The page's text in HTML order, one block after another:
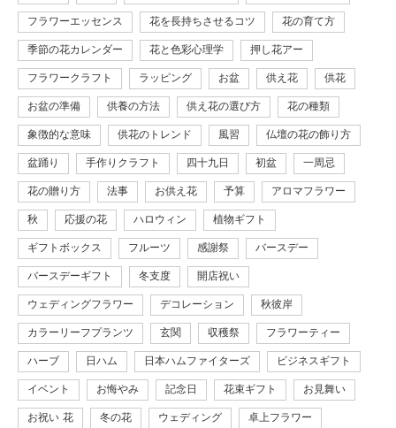
フラワーエッセンス 花を長持ちさせるコツ 花の育て方
季節の花カレンダー 花と色彩心理学 押し花アー
フラワークラフト ラッピング お盆 供え花 供花
お盆の準備 供養の方法 供え花の選び方 花の種類
象徴的な意味 供花のトレンド 風習 仏壇の花の飾り方
盆踊り 手作りクラフト 四十九日 初盆 一周忌
花の贈り方 法事 お供え花 予算 アロマフラワー
秋 応援の花 ハロウィン 植物ギフト
ギフトボックス フルーツ 感謝祭 バースデー
バースデーギフト 冬支度 開店祝い
ウェディングフラワー デコレーション 秋彼岸
カラーリーフプランツ 玄関 収穫祭 フラワーティー
ハーブ 日ハム 日本ハムファイターズ ビジネスギフト
イベント お悔やみ 記念日 花束ギフト お見舞い
お祝い 花 冬の花 ウェディング 卓上フラワー